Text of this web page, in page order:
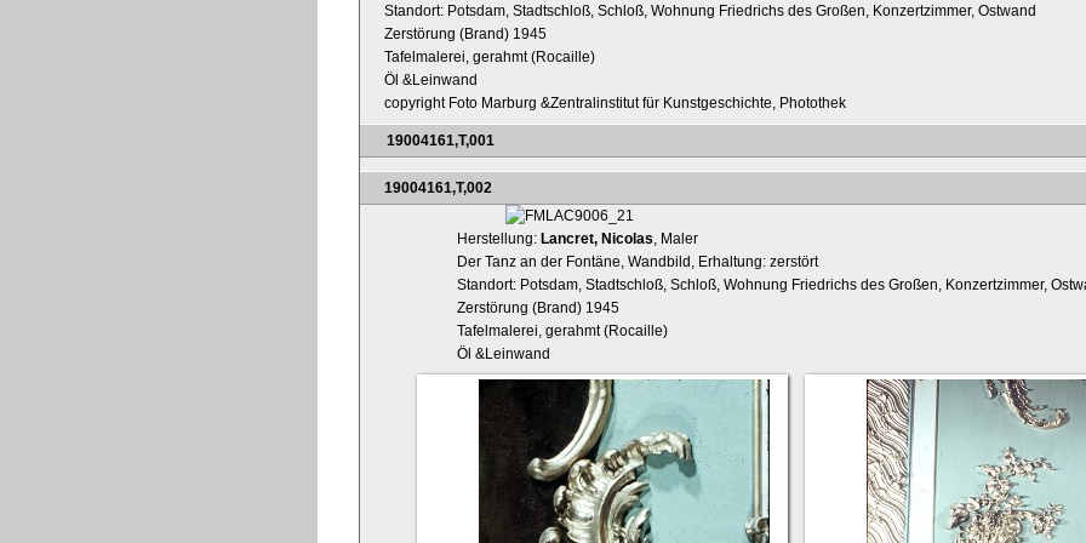
Standort: Potsdam, Stadtschloß, Schloß, Wohnung Friedrichs des Großen, Konzertzimmer, Ostwand
Zerstörung (Brand) 1945
Tafelmalerei, gerahmt (Rocaille)
Öl &Leinwand
copyright Foto Marburg &Zentralinstitut für Kunstgeschichte, Photothek
19004161,T,001
19004161,T,002
Herstellung: Lancret, Nicolas, Maler
Der Tanz an der Fontäne, Wandbild, Erhaltung: zerstört
Standort: Potsdam, Stadtschloß, Schloß, Wohnung Friedrichs des Großen, Konzertzimmer,
Zerstörung (Brand) 1945
Tafelmalerei, gerahmt (Rocaille)
Öl &Leinwand